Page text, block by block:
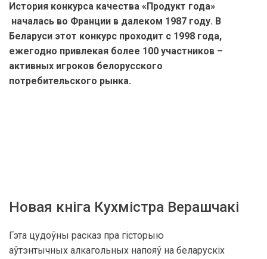
История конкурса качества «Продукт года»
началась во Франции в далеком 1987 году. В
Беларуси этот конкурс проходит с 1998 года,
ежегодно привлекая более 100 участников –
активных игроков белорусского
потребительского рынка.
Новая кніга Кухмiстра Верашчакi
Гэта цудоўны расказ пра гісторыю
аўтэнтычных алкагольных напояў на беларускіх